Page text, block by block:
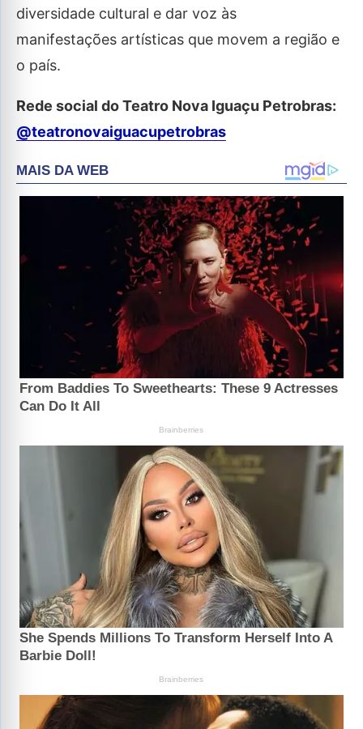
diversidade cultural e dar voz às
manifestações artísticas que movem a região e
o país.
Rede social do Teatro Nova Iguaçu Petrobras:
@teatronovaiguacupetrobras